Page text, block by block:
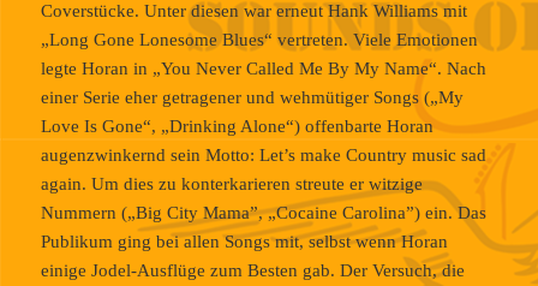
Coverstücke. Unter diesen war erneut Hank Williams mit
„Long Gone Lonesome Blues“ vertreten. Viele Emotionen
legte Horan in „You Never Called Me By My Name“. Nach
einer Serie eher getragener und wehmütiger Songs („My
Love Is Gone“, „Drinking Alone“) offenbarte Horan
augenzwinkernd sein Motto: Let’s make Country music sad
again. Um dies zu konterkarieren streute er witzige
Nummern („Big City Mama”, „Cocaine Carolina”) ein. Das
Publikum ging bei allen Songs mit, selbst wenn Horan
einige Jodel-Ausflüge zum Besten gab. Der Versuch, die